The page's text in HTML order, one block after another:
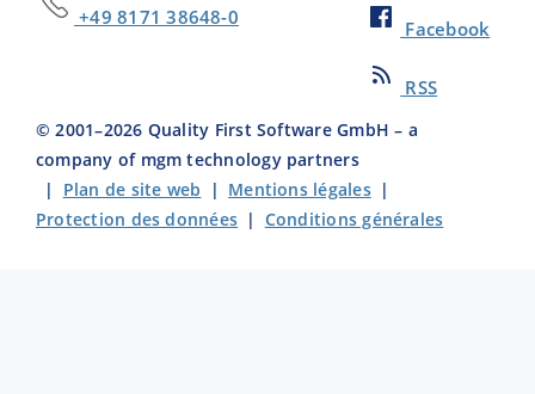
+49 8171 38648-0
Facebook
RSS
© 2001–2026 Quality First Software GmbH – a
company of mgm technology partners
| Plan de site web | Mentions légales|
Protection des données | Conditions générales